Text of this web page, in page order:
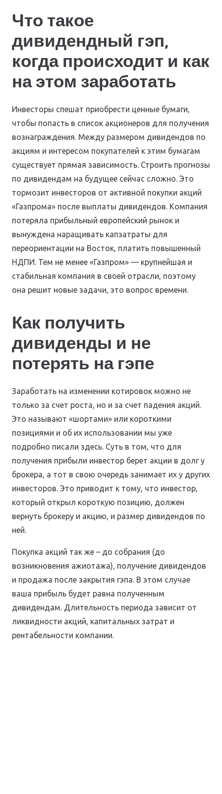
Что такое
дивидендный гэп,
когда происходит и как
на этом заработать
Инвесторы спешат приобрести ценные бумаги,
чтобы попасть в список акционеров для получения
вознаграждения. Между размером дивидендов по
акциям и интересом покупателей к этим бумагам
существует прямая зависимость. Строить прогнозы
по дивидендам на будущее сейчас сложно. Это
тормозит инвесторов от активной покупки акций
«Газпрома» после выплаты дивидендов. Компания
потеряла прибыльный европейский рынок и
вынуждена наращивать капзатраты для
переориентации на Восток, платить повышенный
НДПИ. Тем не менее «Газпром» — крупнейшая и
стабильная компания в своей отрасли, поэтому
она решит новые задачи, это вопрос времени.
Как получить
дивиденды и не
потерять на гэпе
Заработать на изменении котировок можно не
только за счет роста, но и за счет падения акций.
Это называют «шортами» или короткими
позициями и об их использовании мы уже
подробно писали здесь. Суть в том, что для
получения прибыли инвестор берет акции в долг у
брокера, а тот в свою очередь занимает их у других
инвесторов. Это приводит к тому, что инвестор,
который открыл короткую позицию, должен
вернуть брокеру и акцию, и размер дивидендов по
ней.
Покупка акций так же – до собрания (до
возникновения ажиотажа), получение дивидендов
и продажа после закрытия гэпа. В этом случае
ваша прибыль будет равна полученным
дивидендам. Длительность периода зависит от
ликвидности акций, капитальных затрат и
рентабельности компании.